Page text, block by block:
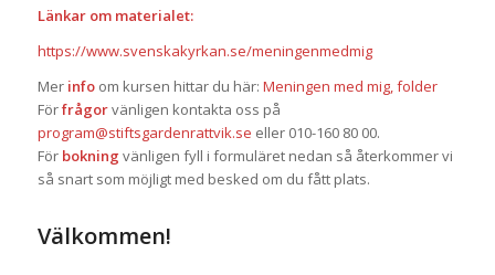
Länkar om materialet:
https://www.svenskakyrkan.se/meningenmedmig
Merinfo om kursen hittar du här: Meningen med mig, folder
Förfrågorvänligen kontakta oss på
program@stiftsgardenrattvik.se eller 010-160 80 00.
För bokning vänligen fyll i formuläret nedan så återkommer vi
så snart som möjligt med besked om du fått plats.
Välkommen!